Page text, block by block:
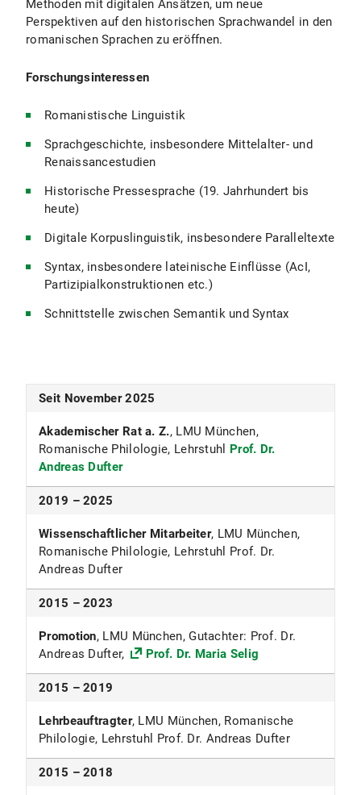
Methoden mit digitalen Ansätzen, um neue
Perspektiven auf den historischen Sprachwandel in den
romanischen Sprachen zu eröffnen.
Forschungsinteressen
Romanistische Linguistik
Sprachgeschichte, insbesondere Mittelalter- und
Renaissancestudien
Historische Pressesprache (19. Jahrhundert bis
heute)
Digitale Korpuslinguistik, insbesondere Paralleltexte
Syntax, insbesondere lateinische Einflüsse (AcI,
Partizipialkonstruktionen etc.)
Schnittstelle zwischen Semantik und Syntax
Seit November 2025
Akademischer Rat a. Z., LMU München,
Romanische Philologie, Lehrstuhl Prof. Dr.
Andreas Dufter
2019 – 2025
Wissenschaftlicher Mitarbeiter, LMU München,
Romanische Philologie, Lehrstuhl Prof. Dr.
Andreas Dufter
2015 – 2023
Promotion, LMU München, Gutachter: Prof. Dr.
Andreas Dufter,
Prof. Dr. Maria Selig
2015 – 2019
Lehrbeauftragter, LMU München, Romanische
Philologie, Lehrstuhl Prof. Dr. Andreas Dufter
2015 – 2018